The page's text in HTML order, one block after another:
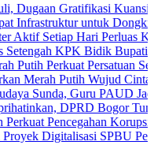
Gratifikasi Kuansing
untuk Dongkrak
Hari Perluas
KPK Bidik Bupati Kuansing
Persatuan Semangat
Putih Wujud Cinta Tanah Air
Guru PAUD Jadi Kunci
DPRD Bogor Tuntut
Korupsi di
SPBU Pertamina